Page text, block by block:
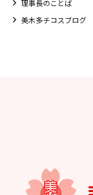
理事長のことば
美木多チコスブログ